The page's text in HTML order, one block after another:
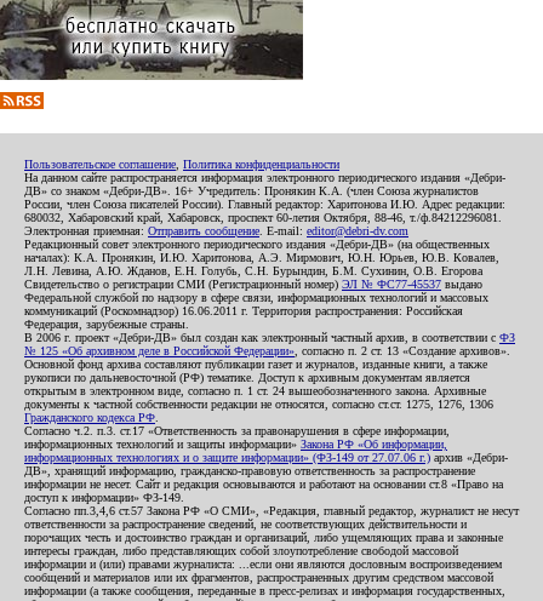
Пользовательское соглашение Политика конфиденциальности
На данном сайте распространяется информация электронного периодического издания «Дебри-
ДВ» со знаком «Дебри-ДВ». 16+ Учредитель: Пронякин К.А. (член Союза журналистов
России, член Союза писателей России). Главный редактор: Харитонова И.Ю. Адрес редакции:
680032, Хабаровский край, Хабаровск, проспект 60-летия Октября, 88-46, т./ф.84212296081.
Электронная приемная: Отправить сообщение . E-mail: editor@debri-dv.com
Редакционный совет электронного периодического издания «Дебри-ДВ» (на общественных
началах): К.А. Пронякин, И.Ю. Харитонова, А.Э. Мирмович, Ю.Н. Юрьев, Ю.В. Ковалев,
Л.Н. Левина, А.Ю. Жданов, Е.Н. Голубь, С.Н. Бурындин, Б.М. Сухинин, О.В. Егорова
Свидетельство о регистрации СМИ (Регистрационный номер) ЭЛ № ФС77-45537 выдано
Федеральной службой по надзору в сфере связи, информационных технологий и массовых
коммуникаций (Роскомнадзор) 16.06.2011 г. Территория распространения: Российская
Федерация, зарубежные страны.
В 2006 г. проект «Дебри-ДВ» был создан как электронный частный архив, в соответствии с ФЗ
№ 125 «Об архивном деле в Российской Федерации» , согласно п. 2 ст. 13 «Создание архивов».
Основной фонд архива составляют публикации газет и журналов, изданные книги, а также
рукописи по дальневосточной (РФ) тематике. Доступ к архивным документам является
открытым в электронном виде, согласно п. 1 ст. 24 вышеобозначенного закона. Архивные
документы к частной собственности редакции не относятся, согласно ст.ст. 1275, 1276, 1306
Гражданского кодекса РФ
Согласно ч.2. п.3. ст.17 «Ответственность за правонарушения в сфере информации,
информационных технологий и защиты информации» Закона РФ «Об информации,
информационных технологиях и о защите информации» (ФЗ-149 от 27.07.06 г.) архив «Дебри-
ДВ», хранящий информацию, гражданско-правовую ответственность за распространение
информации не несет. Сайт и редакция основываются и работают на основании ст.8 «Право на
доступ к информации» ФЗ-149.
Согласно пп.3,4,6 ст.57 Закона РФ «О СМИ», «Редакция, главный редактор, журналист не несут
ответственности за распространение сведений, не соответствующих действительности и
порочащих честь и достоинство граждан и организаций, либо ущемляющих права и законные
интересы граждан, либо представляющих собой злоупотребление свободой массовой
информации и (или) правами журналиста: ...если они являются дословным воспроизведением
сообщений и материалов или их фрагментов, распространенных другим средством массовой
информации (а также сообщения, переданные в пресс-релизах и информация государственных,